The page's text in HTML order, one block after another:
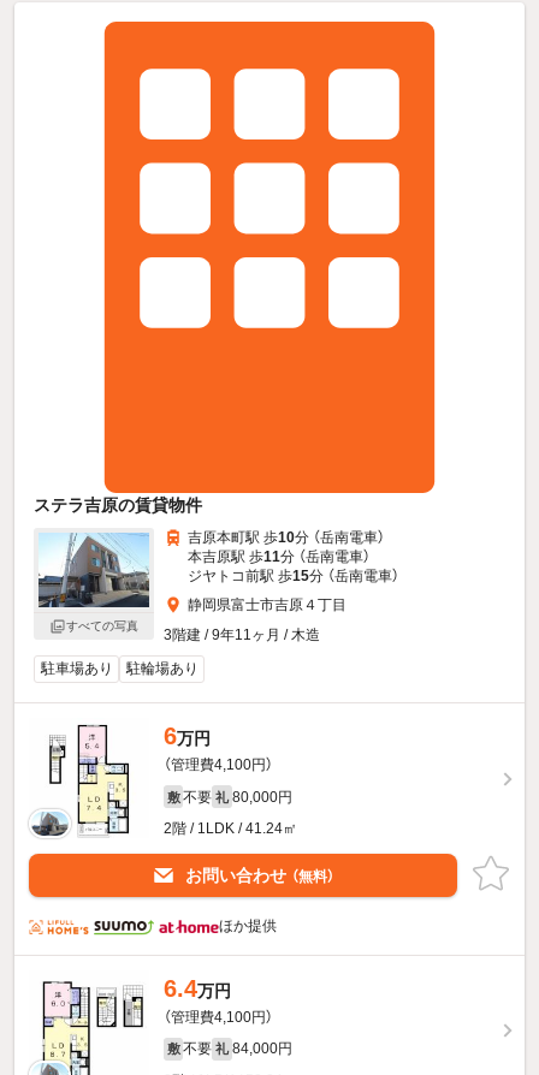
ステラ吉原の賃貸物件
すべての写真
吉原本町駅 歩10分 （岳南電車）
本吉原駅 歩11分 （岳南電車）
ジヤトコ前駅 歩15分 （岳南電車）
静岡県富士市吉原４丁目
3階建 / 9年11ヶ月 / 木造
駐車場あり
駐輪場あり
6万円
（管理費4,100円）
敷 不要 礼 80,000円
2階 / 1LDK / 41.24㎡
お問い合わせ （無料）
ほか提供
6.4万円
（管理費4,100円）
敷 不要 礼 84,000円